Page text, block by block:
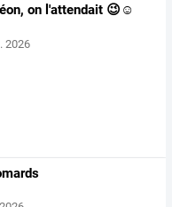
on l'attendait 😉☺️
2026